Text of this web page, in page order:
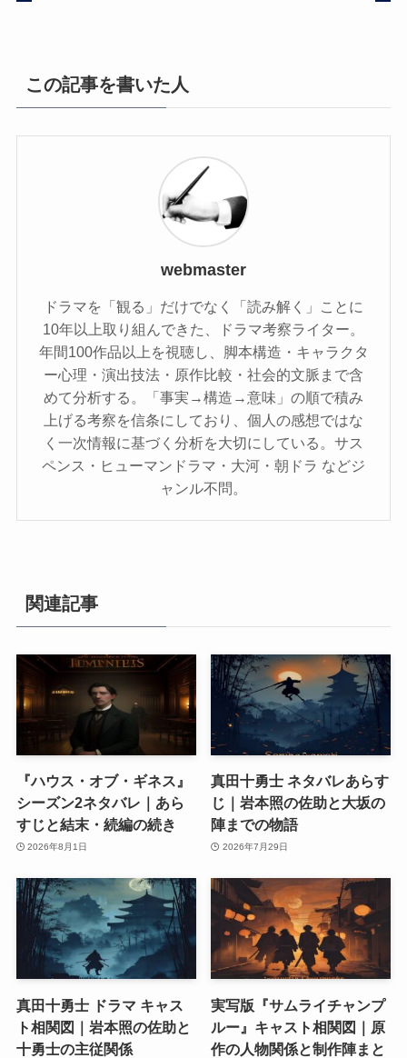
この記事を書いた人
webmaster
ドラマを「観る」だけでなく「読み解く」ことに
10年以上取り組んできた、ドラマ考察ライター。
年間100作品以上を視聴し、脚本構造・キャラクタ
ー心理・演出技法・原作比較・社会的文脈まで含
めて分析する。「事実→構造→意味」の順で積み
上げる考察を信条にしており、個人の感想ではな
く一次情報に基づく分析を大切にしている。サス
ペンス・ヒューマンドラマ・大河・朝ドラ などジ
ャンル不問。
関連記事
『ハウス・オブ・ギネス』
シーズン2ネタバレ｜あら
すじと結末・続編の続き
2026年8月1日
真田十勇士 ネタバレあらす
じ｜岩本照の佐助と大坂の
陣までの物語
2026年7月29日
真田十勇士 ドラマ キャス
ト相関図｜岩本照の佐助と
十勇士の主従関係
実写版『サムライチャンプ
ルー』キャスト相関図｜原
作の人物関係と制作陣まと